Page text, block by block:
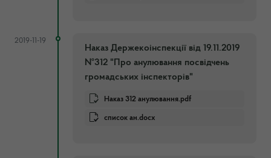
2019-11-19
Наказ Держекоінспекції від 19.11.2019
№312 "Про анулювання посвідчень
громадських інспекторів"
Наказ 312 анулювання.pdf
список ан.docx